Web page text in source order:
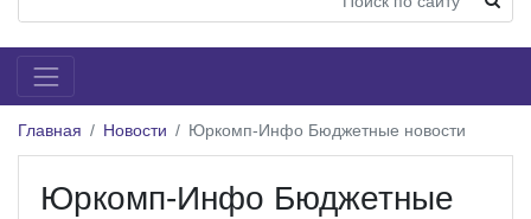
Главная Новости Юркомп-Инфо Бюджетные новости
Юркомп-Инфо Бюджетные